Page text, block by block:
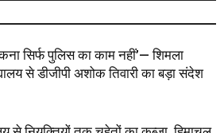
सिर्फ पुलिस का काम नहीं’— शिमला
से डीजीपी अशोक तिवारी का बड़ा संदेश